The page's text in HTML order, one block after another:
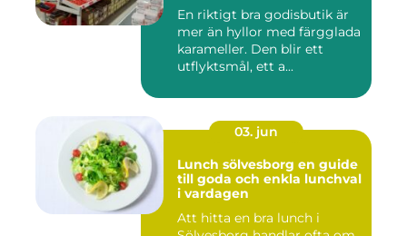
En riktigt bra godisbutik är
mer än hyllor med färgglada
karameller. Den blir ett
utflyktsmål, ett a...
03. jun
Lunch sölvesborg en guide
till goda och enkla lunchval
i vardagen
Att hitta en bra lunch i